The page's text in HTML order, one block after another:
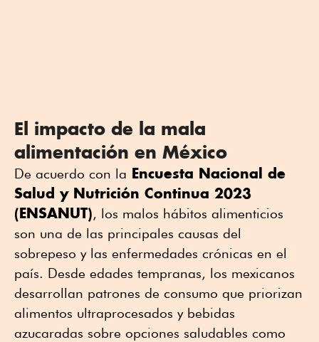
El impacto de la mala
alimentación en México
De acuerdo con la Encuesta Nacional de
Salud y Nutrición Continua 2023
(ENSANUT), los malos hábitos alimenticios
son una de las principales causas del
sobrepeso y las enfermedades crónicas en el
país. Desde edades tempranas, los mexicanos
desarrollan patrones de consumo que priorizan
alimentos ultraprocesados y bebidas
azucaradas sobre opciones saludables como